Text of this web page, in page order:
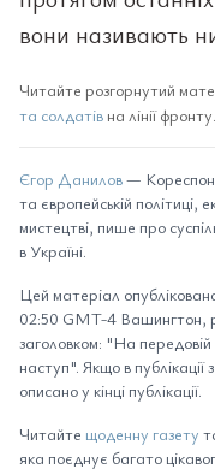
вони називають
Читайте розгорнутий
та солдатів на лінії фронту.
Єгор Данилов—
та європейській політиці,
мистецтві, пише про
в Україні.
Цей матеріал
02:50 GMT-4 Вашингтон,
заголовком: "На
наступ". Якщо в
описано у кінці публікації.
Читайте щоденну газету
яка поєднує багато